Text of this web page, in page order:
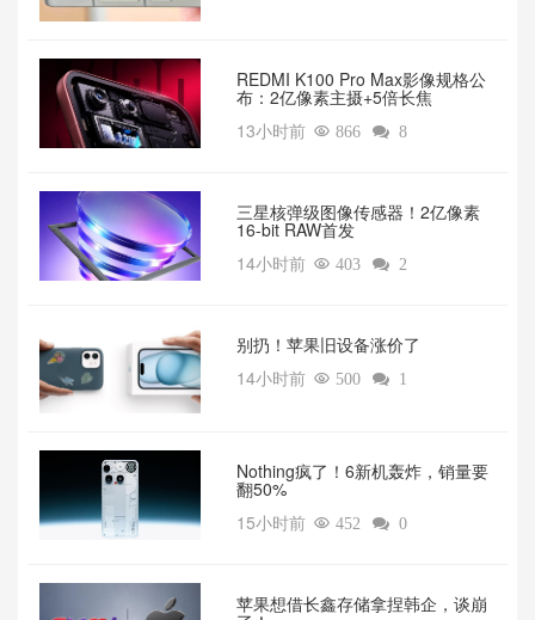
REDMI K100 Pro Max影像规格公
布：2亿像素主摄+5倍长焦
13小时前  866  8
三星核弹级图像传感器！2亿像素
16-bit RAW首发
14小时前  403  2
别扔！苹果旧设备涨价了‌
14小时前  500  1
‌Nothing疯了！6新机轰炸，销量要
翻50%‌
15小时前  452  0
苹果想借长鑫存储拿捏韩企，谈崩